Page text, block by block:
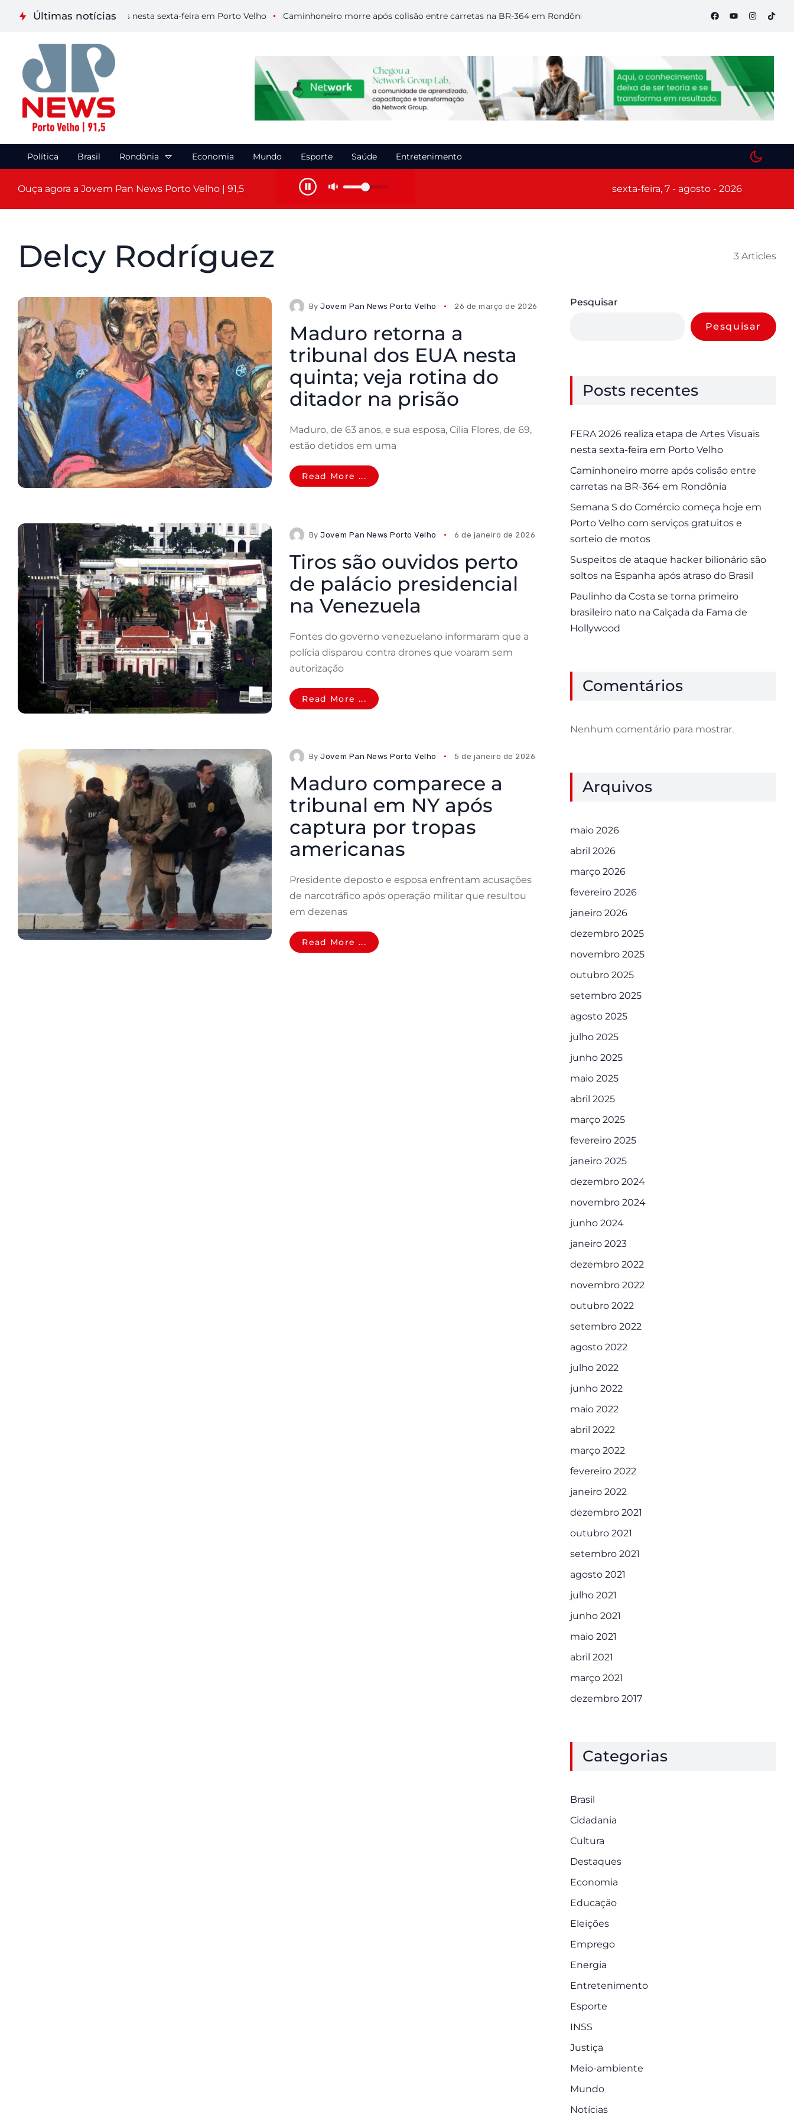
Últimas notícias
etapa de Artes Visuais nesta sexta-feira em Porto Velho Caminhoneiro morre após colisão entre carretas na BR-364 em Rondônia Semana S do Comércio começa hoje em Porto
Política Brasil Rondônia Economia Mundo Esporte Saúde Entretenimento
Ouça agora a Jovem Pan News Porto Velho | 91,5 sexta-feira, 7 - agosto - 2026
Delcy Rodríguez 3 Articles
ByJovem Pan News Porto Velho 26 de março de 2026 0 Comments
Maduro retorna a
tribunal dos EUA nesta
quinta; veja rotina do
ditador na prisão
Maduro, de 63 anos, e sua esposa, Cilia Flores, de 69,
estão detidos em uma
Read More ...
ByJovem Pan News Porto Velho 6 de janeiro de 2026 0 Comments
Tiros são ouvidos perto
de palácio presidencial
na Venezuela
Fontes do governo venezuelano informaram que a
polícia disparou contra drones que voaram sem
autorização
Read More ...
ByJovem Pan News Porto Velho 5 de janeiro de 2026
Maduro comparece a
tribunal em NY após
captura por tropas
americanas
Presidente deposto e esposa enfrentam acusações
de narcotráfico após operação militar que resultou
em dezenas
Read More ...
Pesquisar
Pesquisar
Posts recentes
FERA 2026 realiza etapa de Artes Visuais
nesta sexta-feira em Porto Velho
Caminhoneiro morre após colisão entre
carretas na BR-364 em Rondônia
Semana S do Comércio começa hoje em
Porto Velho com serviços gratuitos e
sorteio de motos
Suspeitos de ataque hacker bilionário são
soltos na Espanha após atraso do Brasil
Paulinho da Costa se torna primeiro
brasileiro nato na Calçada da Fama de
Hollywood
Comentários
Nenhum comentário para mostrar.
Arquivos
maio 2026
abril 2026
março 2026
fevereiro 2026
janeiro 2026
dezembro 2025
novembro 2025
outubro 2025
setembro 2025
agosto 2025
julho 2025
junho 2025
maio 2025
abril 2025
março 2025
fevereiro 2025
janeiro 2025
dezembro 2024
novembro 2024
junho 2024
janeiro 2023
dezembro 2022
novembro 2022
outubro 2022
setembro 2022
agosto 2022
julho 2022
junho 2022
maio 2022
abril 2022
março 2022
fevereiro 2022
janeiro 2022
dezembro 2021
outubro 2021
setembro 2021
agosto 2021
julho 2021
junho 2021
maio 2021
abril 2021
março 2021
dezembro 2017
Categorias
Brasil
Cidadania
Cultura
Destaques
Economia
Educação
Eleições
Emprego
Energia
Entretenimento
Esporte
INSS
Justiça
Meio-ambiente
Mundo
Notícias